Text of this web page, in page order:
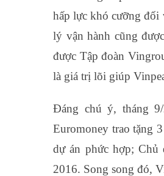
hấp lực khó cưỡng đối
lý vận hành cũng
được Tập đoàn
là giá trị lõi giúp
Đáng chú ý, tháng
Euromoney trao tặng
dự án phức hợp;
2016. Song song đó,